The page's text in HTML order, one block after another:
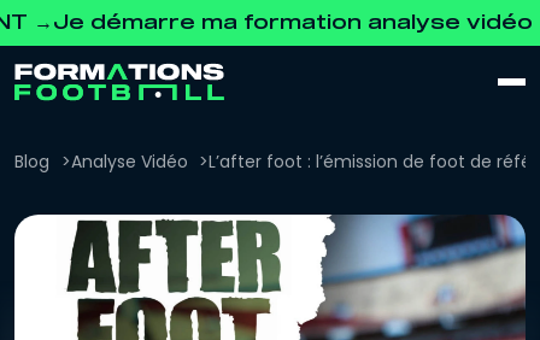
démarre ma formation analyse vidéo
Blog Analyse Vidéo L’after foot : l’émission de foot de